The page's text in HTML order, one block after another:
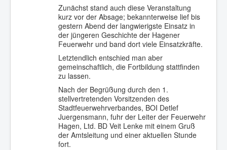
Zunächst stand auch diese Veranstaltung
kurz vor der Absage; bekannterweise lief bis
gestern Abend der langwierigste Einsatz in
der jüngeren Geschichte der Hagener
Feuerwehr und band dort viele Einsatzkräfte.
Letztendlich entschied man aber
gemeinschaftlich, die Fortbildung stattfinden
zu lassen.
Nach der Begrüßung durch den 1.
stellvertretenden Vorsitzenden des
Stadtfeuerwehrverbandes, BOI Detlef
Juergensmann, fuhr der Leiter der Feuerwehr
Hagen, Ltd. BD Veit Lenke mit einem Gruß
der Amtsleitung und einer aktuellen Stunde
fort.